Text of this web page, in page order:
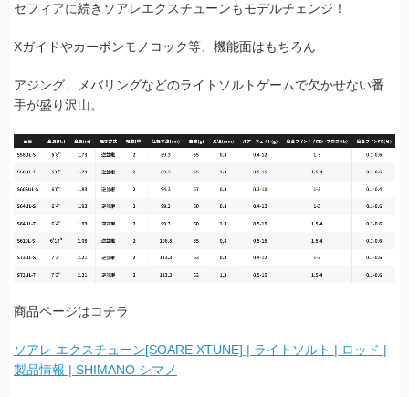
セフィアに続きソアレエクスチューンもモデルチェンジ！
Xガイドやカーボンモノコック等、機能面はもちろん
アジング、メバリングなどのライトソルトゲームで欠かせない番
手が盛り沢山。
商品ページはコチラ
ソアレ エクスチューン[SOARE XTUNE] | ライトソルト | ロッド |
製品情報 | SHIMANO シマノ